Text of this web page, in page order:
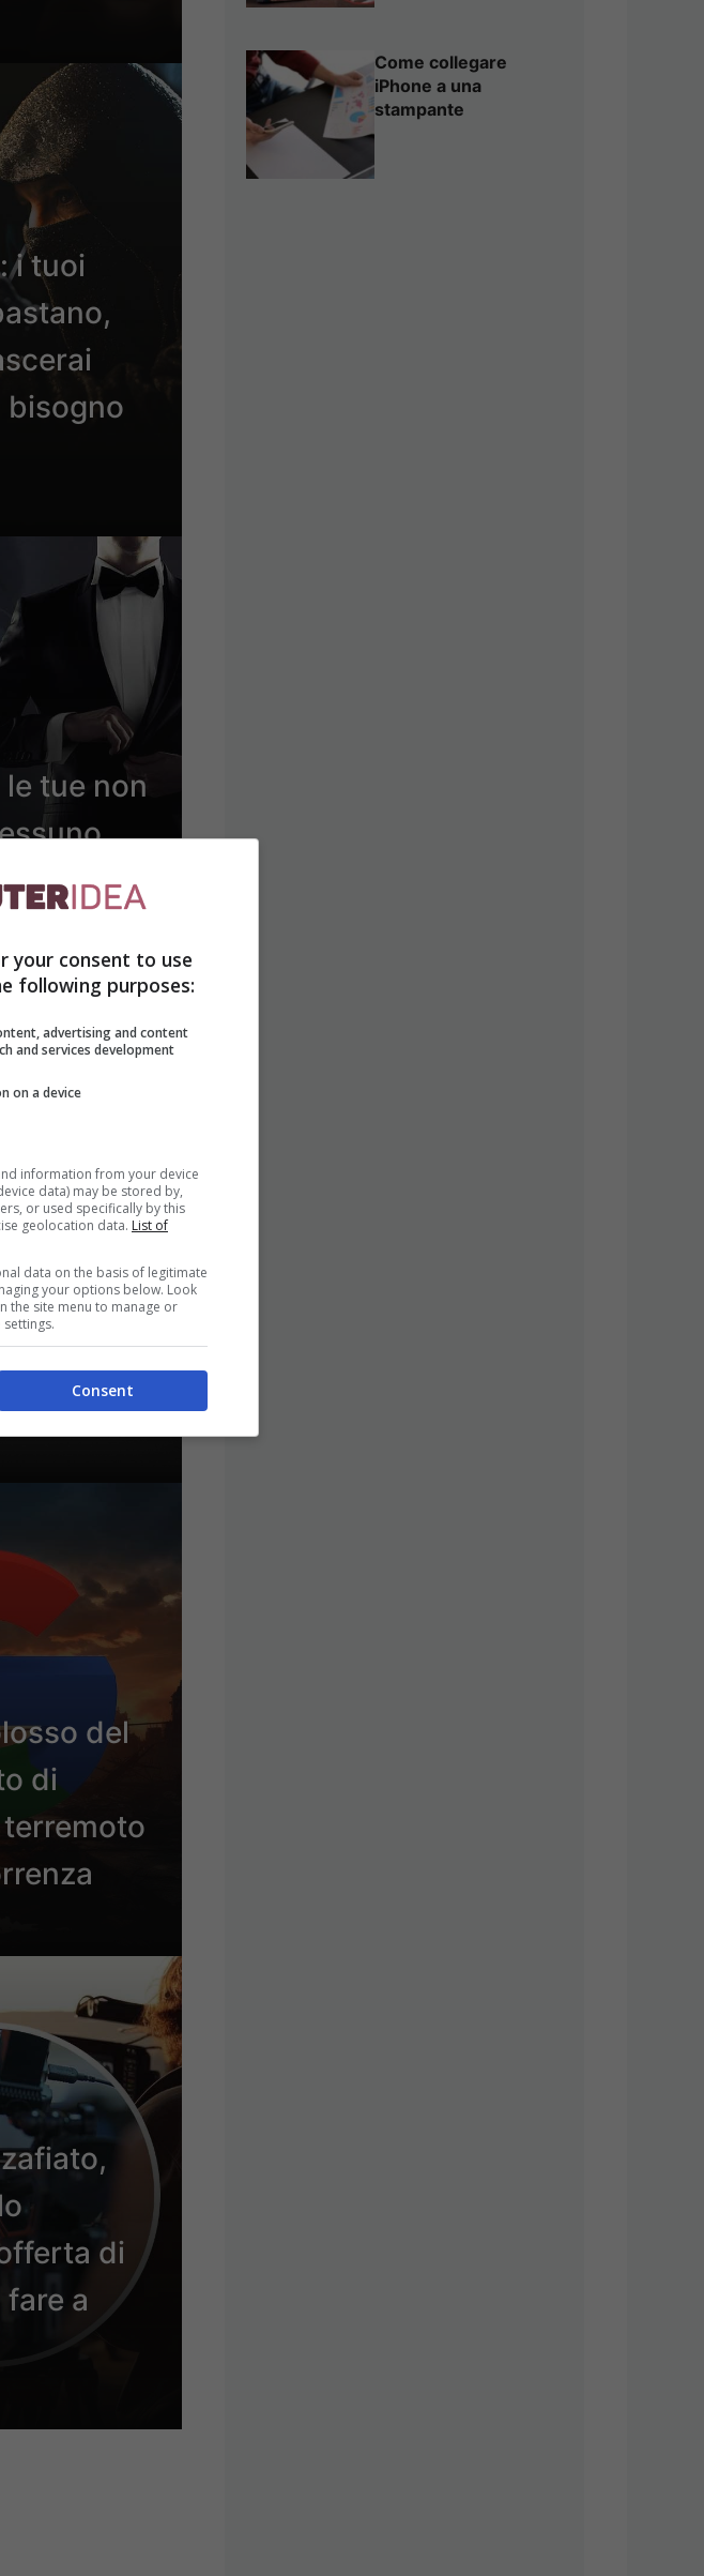
i tuoi
bisogno
tue non
|
alla 007
ma
del
di
di
a
Come collegare
iPhone a una
stampante
your consent to use
following purposes:
advertising and content
and services development
on a device
information from your device
data) may be stored by,
or used specifically by this
geolocation data. List of
data on the basis of legitimate
your options below. Look
the site menu to manage or
Consent